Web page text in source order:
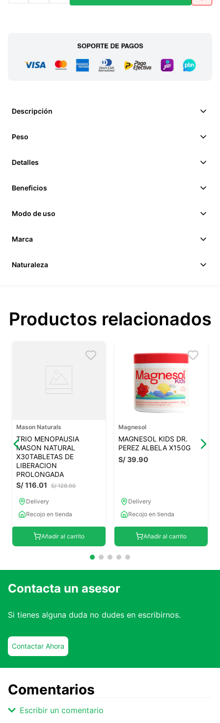
Descripción
Peso
Detalles
Beneficios
Modo de uso
Marca
Naturaleza
Productos relacionados
Mason Naturals
TRIO MENOPAUSIA
MASON NATURAL
X30TABLETAS DE
LIBERACION
PROLONGADA
S/ 128.90
S/116.01
Delivery
Recojo en tienda
Añadir al carrito
Magnesol
MAGNESOL KIDS DR.
PEREZ ALBELA X150G
S/39.90
Delivery
Recojo en tienda
Añadir al carrito
Contacta un asesor
Si tienes alguna duda no dudes en escribirnos.
Contactar Ahora
Comentarios
Escribir un comentario